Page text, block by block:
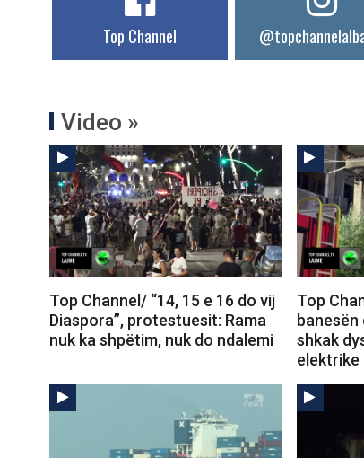
Top Channel
Video »
Top Channel/ “14, 15 e 16 do vij
Diaspora”, protestuesit: Rama
nuk ka shpëtim, nuk do ndalemi
Top
banesën
shkak
elektrike